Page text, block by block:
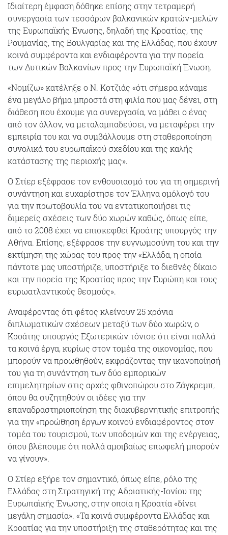
Ιδιαίτερη έμφαση δόθηκε επίσης στην τετραμερή
συνεργασία των τεσσάρων βαλκανικών κρατών-μελών
της Ευρωπαϊκής Ένωσης, δηλαδή της Κροατίας, της
Ρουμανίας, της Βουλγαρίας και της Ελλάδας, που έχουν
κοινά συμφέροντα και ενδιαφέροντα για την πορεία
των Δυτικών Βαλκανίων προς την Ευρωπαϊκή Ένωση.
«Νομίζω» κατέληξε ο Ν. Κοτζιάς «ότι σήμερα κάναμε
ένα μεγάλο βήμα μπροστά στη φιλία που μας δένει, στη
διάθεση που έχουμε για συνεργασία, να μάθει ο ένας
από τον άλλον, να μεταλαμπαδεύσει, να μεταφέρει την
εμπειρία του και να συμβάλλουμε στη σταθεροποίηση
συνολικά του ευρωπαϊκού σχεδίου και της καλής
κατάστασης της περιοχής μας».
Ο Στίερ εξέφρασε τον ενθουσιασμό του για τη σημερινή
συνάντηση και ευχαρίστησε τον Έλληνα ομόλογό του
για την πρωτοβουλία του να εντατικοποιήσει τις
διμερείς σχέσεις των δύο χωρών καθώς, όπως είπε,
από το 2008 έχει να επισκεφθεί Κροάτης υπουργός την
Αθήνα. Επίσης, εξέφρασε την ευγνωμοσύνη του και την
εκτίμηση της χώρας του προς την «Ελλάδα, η οποία
πάντοτε μας υποστήριζε, υποστήριξε το διεθνές δίκαιο
και την πορεία της Κροατίας προς την Ευρώπη και τους
ευρωατλαντικούς θεσμούς».
Αναφέροντας ότι φέτος κλείνουν 25 χρόνια
διπλωματικών σχέσεων μεταξύ των δύο χωρών, ο
Κροάτης υπουργός Εξωτερικών τόνισε ότι είναι πολλά
τα κοινά έργα, κυρίως στον τομέα της οικονομίας, που
μπορούν να προωθηθούν, εκφράζοντας την ικανοποίησή
του για τη συνάντηση των δύο εμπορικών
επιμελητηρίων στις αρχές φθινοπώρου στο Ζάγκρεμπ,
όπου θα συζητηθούν οι ιδέες για την
επαναδραστηριοποίηση της διακυβερνητικής επιτροπής
για την «προώθηση έργων κοινού ενδιαφέροντος στον
τομέα του τουρισμού, των υποδομών και της ενέργειας,
όπου βλέπουμε ότι πολλά αμοιβαίως επωφελή μπορούν
να γίνουν».
Ο Στίερ εξήρε τον σημαντικό, όπως είπε, ρόλο της
Ελλάδας στη Στρατηγική της Αδριατικής-Ιονίου της
Ευρωπαϊκής Ένωσης, στην οποία η Κροατία «δίνει
μεγάλη σημασία». «Τα κοινά συμφέροντα Ελλάδας και
Κροατίας για την υποστήριξη της σταθερότητας και της